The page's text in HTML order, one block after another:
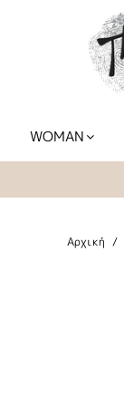
WOMAN
Αρχική